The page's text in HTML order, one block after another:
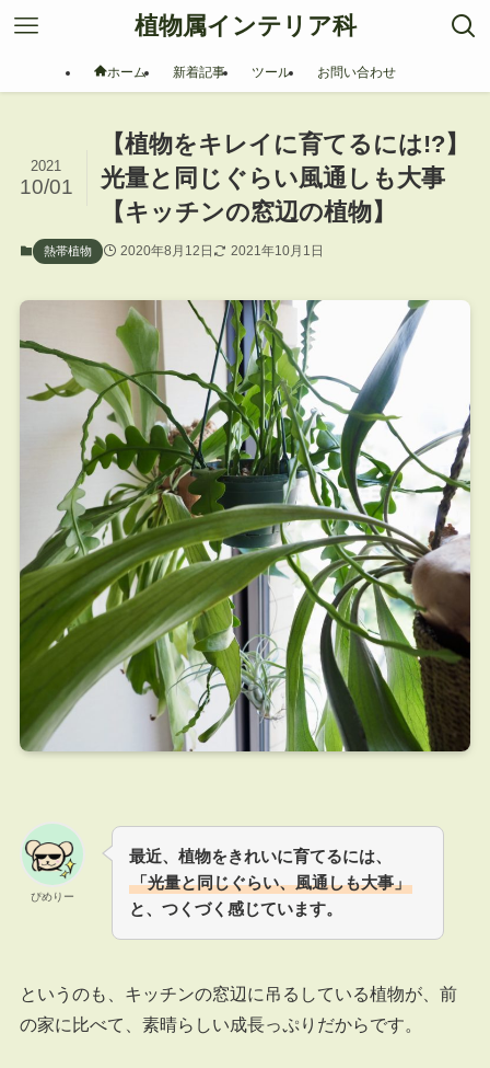
植物属インテリア科
ホーム 新着記事 ツール お問い合わせ
【植物をキレイに育てるには!?】
光量と同じぐらい風通しも大事
【キッチンの窓辺の植物】
2021
10/01
熱帯植物 2020年8月12日 2021年10月1日
ぴめりー
最近、植物をきれいに育てるには、
「光量と同じぐらい、風通しも大事」
と、つくづく感じています。
というのも、キッチンの窓辺に吊るしている植物が、前
の家に比べて、素晴らしい成長っぷりだからです。